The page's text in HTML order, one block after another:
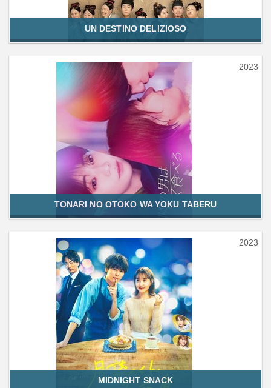
UN DESTINO DELIZIOSO
2023
TONARI NO OTOKO WA YOKU TABERU
2023
MIDNIGHT SNACK